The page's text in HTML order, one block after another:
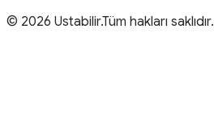
© 2026 Ustabilir.Tüm hakları saklıdır.